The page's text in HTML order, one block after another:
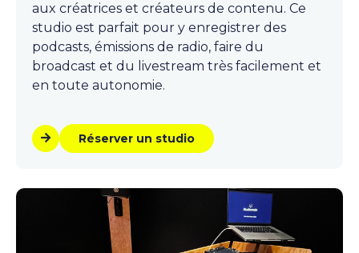
aux créatrices et créateurs de contenu. Ce
studio est parfait pour y enregistrer des
podcasts, émissions de radio, faire du
broadcast et du livestream très facilement et
en toute autonomie.
Réserver un studio